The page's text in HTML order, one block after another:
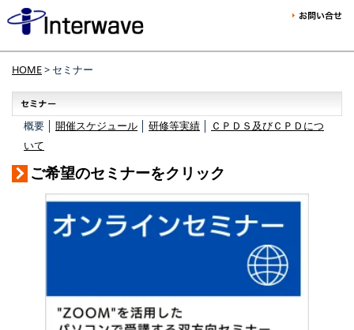
HOME> セミナー
概要 │ 開催スケジュール 研修等実績
ＣＰＤＳ及びＣＰＤにつ
いて
ご希望のセミナーをクリック